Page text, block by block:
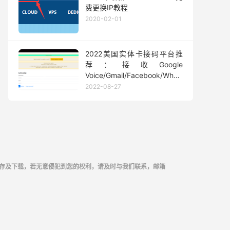
费更换IP教程
2020-02-01
2022美国实体卡接码平台推
荐：接收Google
Voice/Gmail/Facebook/Whatsapp
等短信验证码
2022-08-27
及下载，若无意侵犯到您的权利，请及时与我们联系，邮箱